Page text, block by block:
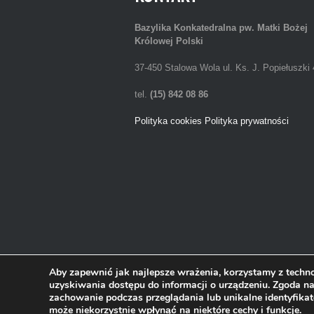
Bazylika Konkatedralna pw. Matki Bożej
Królowej Polski
37-450 Stalowa Wola ul. Ks. J. Popiełuszki
tel. (15) 842 08 86
Polityka cookies Polityka prywatności
2013 © Bazylika Konkatedralna w Stalowej Woli
Aby zapewnić jak najlepsze wrażenia, korzystamy z
uzyskiwania dostępu do informacji o urządzeniu. Zgoda
zachowanie podczas przeglądania lub unikalne
może niekorzystnie wpłynąć na niektóre cechy i funkcje.